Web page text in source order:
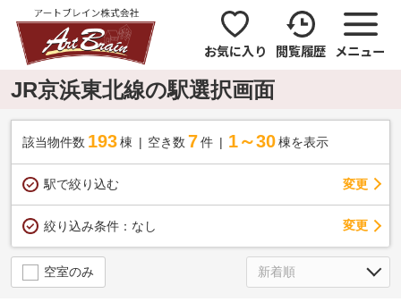
お気に入り 閲覧履歴 メニュー
JR京浜東北線の駅選択画面
該当物件数 193棟 空き数 7 件 1～30 棟を表示
駅で絞り込む 変更
絞り込み条件： なし 変更
空室のみ